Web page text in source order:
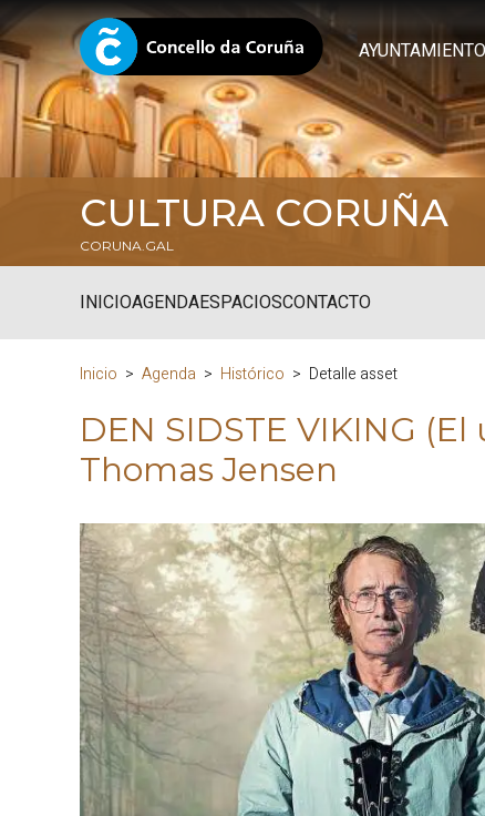
AYUNTAMIENTO
CULTURA CORUÑA
CORUNA.GAL
INICIOAGENDAESPACIOSCONTACTO
Inicio Agenda Histórico Detalle asset
DEN SIDSTE VIKING
Thomas Jensen